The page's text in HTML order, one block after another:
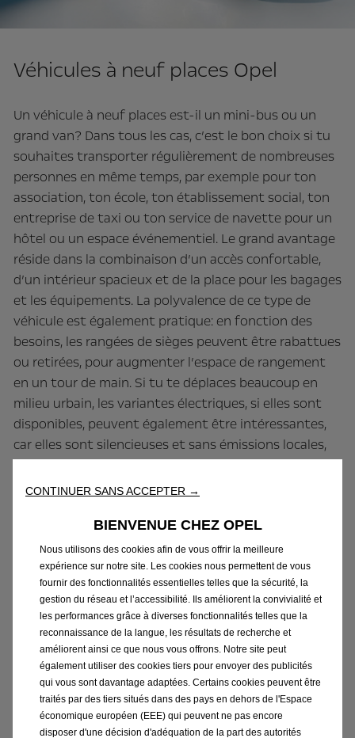
Véhicules à neuf places Opel
Un véhicule à neuf places est-il un mini-bus ou un
grand van? Dans tous les cas, c’est le bon choix si tu
souhaites transporter régulièrement de nombreuses
personnes en même temps, par exemple pour ton
association, ton école, ton établissement social, ton
entreprise de taxi ou ton service de navette pour un
hôtel ou un espace événementiel. Le grand avantage
réside dans la combinaison d’un accès confortable,
d’un intérieur spacieux et de la place pour les bagages
et les équipements. La polyvalence de ce type de
véhicule est également pratique: en fonction des
besoins, les rangées de sièges peuvent être rabattues
ou retirées, pour augmenter l’espace de rangement
en un tour de main. Si tu te déplaces beaucoup en
milieu urbain, les variantes électriques, si elles sont
disponibles, peuvent également être intéressantes,
car elles sont silencieuses et sans émissions locales,
ce qui rend le quotidien d’une navette
particulièrement agréable. Tu bénéficies ainsi d’un
transport de personnes, tout en restant flexible si
tes besoins changent à court terme.
Particulier: loisirs et aventures en
plein air
CONTINUER SANS ACCEPTER →
BIENVENUE CHEZ OPEL
Nous utilisons des cookies afin de vous offrir la meilleure
expérience sur notre site. Les cookies nous permettent de vous
fournir des fonctionnalités essentielles telles que la sécurité, la
gestion du réseau et l’accessibilité. Ils améliorent la convivialité et
les performances grâce à diverses fonctionnalités telles que la
reconnaissance de la langue, les résultats de recherche et
améliorent ainsi ce que nous vous offrons. Notre site peut
également utiliser des cookies tiers pour envoyer des publicités
qui vous sont davantage adaptées. Certains cookies peuvent être
traités par des tiers situés dans des pays en dehors de l'Espace
économique européen (EEE) qui peuvent ne pas encore
disposer d'une décision d'adéquation de la part des autorités